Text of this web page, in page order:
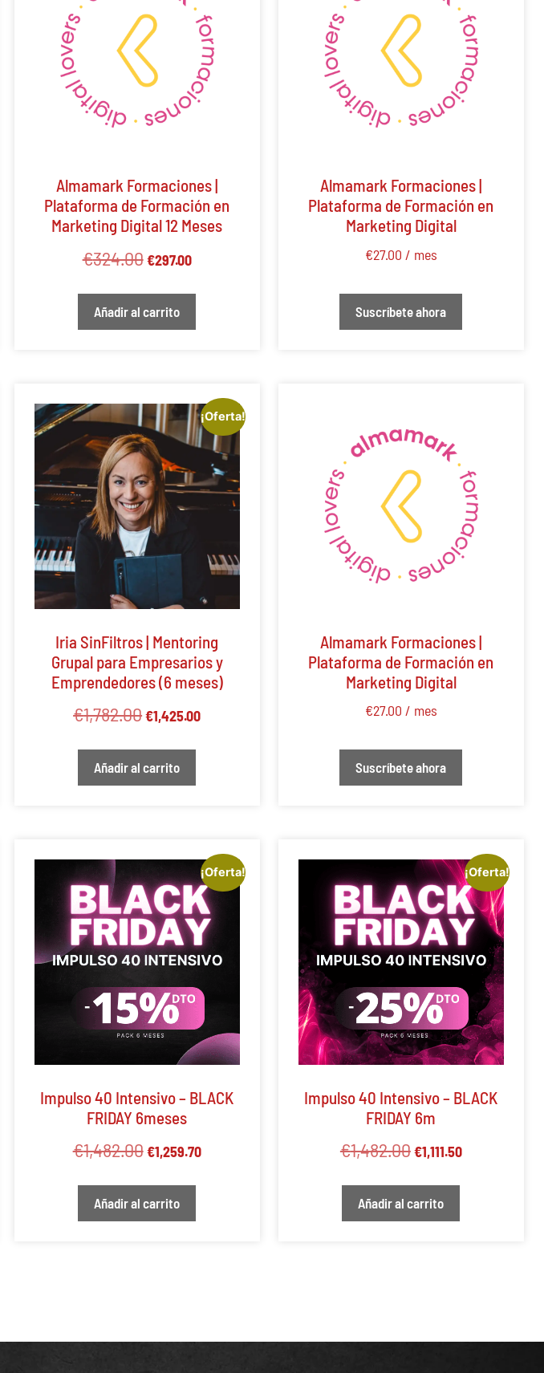
Almamark Formaciones |
Plataforma de Formación en
Marketing Digital 12 Meses
€324.00€297.00
Añadir al carrito
Almamark Formaciones |
Plataforma de Formación en
Marketing Digital
€27.00 / mes
Suscríbete ahora
¡Oferta!
Iria SinFiltros | Mentoring
Grupal para Empresarios y
Emprendedores (6 meses)
€1,782.00€1,425.00
Añadir al carrito
Almamark Formaciones |
Plataforma de Formación en
Marketing Digital
€27.00 / mes
Suscríbete ahora
¡Oferta!
Impulso 40 Intensivo – BLACK
FRIDAY 6meses
€1,482.00€1,259.70
Añadir al carrito
¡Oferta!
Impulso 40 Intensivo – BLACK
FRIDAY 6m
€1,482.00€1,111.50
Añadir al carrito